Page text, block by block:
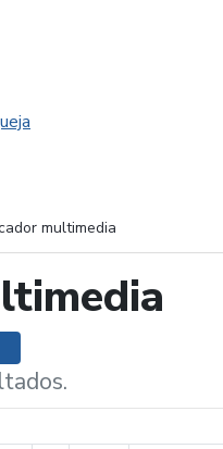
multimedia
opciones de búsqueda